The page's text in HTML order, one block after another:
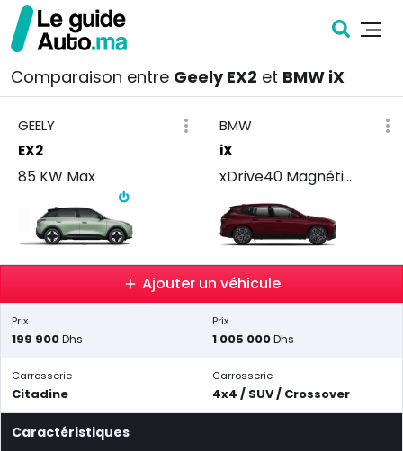
Comparaison entre Geely EX2 et BMW iX
GEELY
EX2
85 KW Max
BMW
iX
xDrive40 Magnétique
Ajouter un véhicule
Prix
199 900Dhs
Prix
1 005 000Dhs
Carrosserie
Citadine
Carrosserie
4x4 / SUV / Crossover
Caractéristiques